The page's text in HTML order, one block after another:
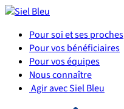
Pour soi et ses proches
Pour vos bénéficiaires
Pour vos équipes
Nous connaître
Agir avec Siel Bleu
Panneau de gestion des cookies